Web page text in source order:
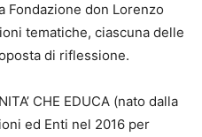
Fondazione don Lorenzo
tematiche, ciascuna delle
di riflessione.
CHE EDUCA (nato dalla
ed Enti nel 2016 per